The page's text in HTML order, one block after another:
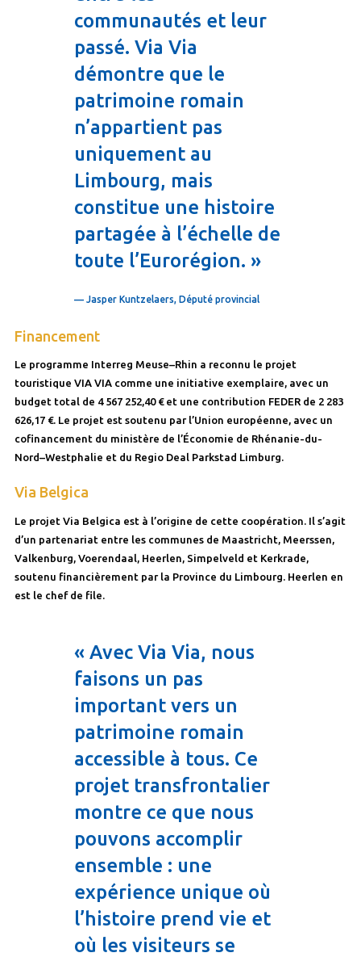
communautés et leur
passé. Via Via
démontre que le
patrimoine romain
n’appartient pas
uniquement au
Limbourg, mais
constitue une histoire
partagée à l’échelle de
toute l’Eurorégion. »
— Jasper Kuntzelaers, Député provincial
Financement
Le programme Interreg Meuse–Rhin a reconnu le projet
touristique VIA VIA comme une initiative exemplaire, avec un
budget total de 4 567 252,40 € et une contribution FEDER de 2 283
626,17 €. Le projet est soutenu par l’Union européenne, avec un
cofinancement du ministère de l’Économie de Rhénanie-du-
Nord–Westphalie et du Regio Deal Parkstad Limburg.
Via Belgica
Le projet Via Belgica est à l’origine de cette coopération. Il s’agit
d’un partenariat entre les communes de Maastricht, Meerssen,
Valkenburg, Voerendaal, Heerlen, Simpelveld et Kerkrade,
soutenu financièrement par la Province du Limbourg. Heerlen en
est le chef de file.
« Avec Via Via, nous
faisons un pas
important vers un
patrimoine romain
accessible à tous. Ce
projet transfrontalier
montre ce que nous
pouvons accomplir
ensemble : une
expérience unique où
l’histoire prend vie et
où les visiteurs se